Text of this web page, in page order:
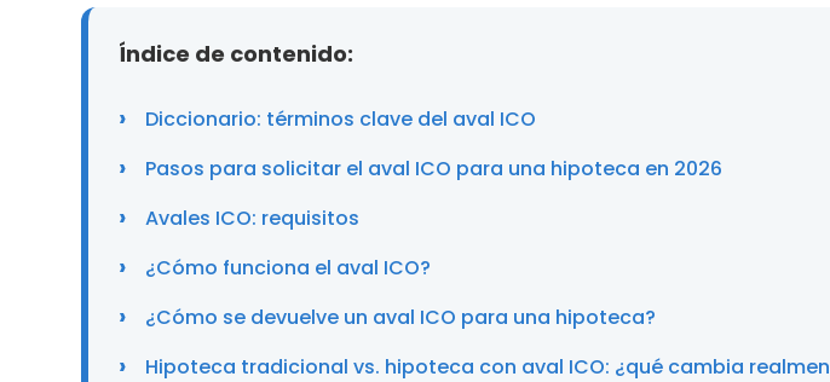
Índice de contenido:
Diccionario: términos clave del aval ICO
Pasos para solicitar el aval ICO para una hipoteca en 2026
Avales ICO: requisitos
¿Cómo funciona el aval ICO?
¿Cómo se devuelve un aval ICO para una hipoteca?
Hipoteca tradicional vs. hipoteca con aval ICO: ¿qué cambia